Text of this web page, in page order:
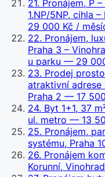
21. Pronájem, P
1.NP/5NP, cihla
29 000 Kč /
22. Pronájem,
Praha 3 –
u parku — 29
23. Prodej
atraktivní adrese
Praha 2 — 17
24. Byt 1+1, 37
ul. metro — 13
25. Pronájem,
systému, Praha
26. Pronájem
Korunní,